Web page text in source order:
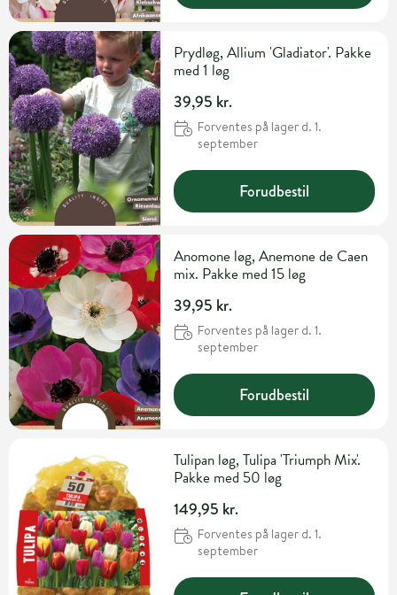
Prydløg, Allium 'Gladiator'. Pakke
med 1 løg
39,95 kr.
Forventes på lager d. 1.
september
Forudbestil
Anomone løg, Anemone de Caen
mix. Pakke med 15 løg
39,95 kr.
Forventes på lager d. 1.
september
Forudbestil
Tulipan løg, Tulipa 'Triumph Mix'.
Pakke med 50 løg
149,95 kr.
Forventes på lager d. 1.
september